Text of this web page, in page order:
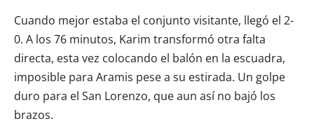
Cuando mejor estaba el conjunto visitante, llegó el 2-
0. A los 76 minutos, Karim transformó otra falta
directa, esta vez colocando el balón en la escuadra,
imposible para Aramis pese a su estirada. Un golpe
duro para el San Lorenzo, que aun así no bajó los
brazos.